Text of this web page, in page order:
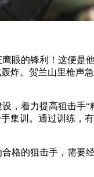
的锋利！这便是
炸。贺兰山里枪
着力提高狙击手“
集训。通过训练
的狙击手，需要